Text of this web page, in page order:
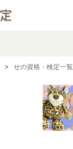
せの資格・検定一覧